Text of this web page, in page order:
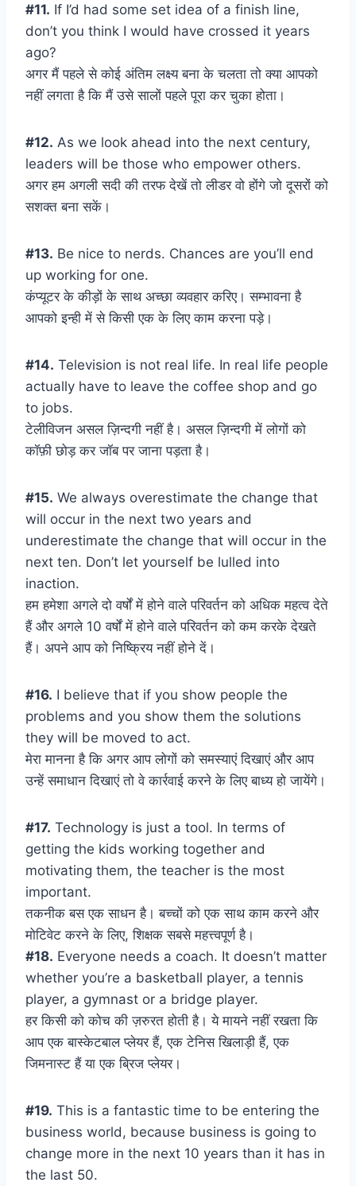
#11. If I’d had some set idea of a finish line,
don’t you think I would have crossed it years
ago?
अगर मैं पहले से कोई अंतिम लक्ष्य बना के चलता तो क्या आपको
नहीं लगता है कि मैं उसे सालों पहले पूरा कर चुका होता।
#12. As we look ahead into the next century,
leaders will be those who empower others.
अगर हम अगली सदी की तरफ देखें तो लीडर वो होंगे जो दूसरों को
सशक्त बना सकें।
#13. Be nice to nerds. Chances are you’ll end
up working for one.
कंप्यूटर के कीड़ों के साथ अच्छा व्यवहार करिए। सम्भावना है
आपको इन्ही में से किसी एक के लिए काम करना पड़े।
#14. Television is not real life. In real life people
actually have to leave the coffee shop and go
to jobs.
टेलीविजन असल ज़िन्दगी नहीं है। असल ज़िन्दगी में लोगों को
कॉफ़ी छोड़ कर जॉब पर जाना पड़ता है।
#15. We always overestimate the change that
will occur in the next two years and
underestimate the change that will occur in the
next ten. Don’t let yourself be lulled into
inaction.
हम हमेशा अगले दो वर्षों में होने वाले परिवर्तन को अधिक महत्व देते
हैं और अगले 10 वर्षों में होने वाले परिवर्तन को कम करके देखते
हैं। अपने आप को निष्क्रिय नहीं होने दें।
#16. I believe that if you show people the
problems and you show them the solutions
they will be moved to act.
मेरा मानना है कि अगर आप लोगों को समस्याएं दिखाएं और आप
उन्हें समाधान दिखाएं तो वे कार्रवाई करने के लिए बाध्य हो जायेंगे।
#17. Technology is just a tool. In terms of
getting the kids working together and
motivating them, the teacher is the most
important.
तकनीक बस एक साधन है। बच्चों को एक साथ काम करने और
मोटिवेट करने के लिए, शिक्षक सबसे महत्त्वपूर्ण है।
#18. Everyone needs a coach. It doesn’t matter
whether you’re a basketball player, a tennis
player, a gymnast or a bridge player.
हर किसी को कोच की ज़रुरत होती है। ये मायने नहीं रखता कि
आप एक बास्केटबाल प्लेयर हैं, एक टेनिस खिलाड़ी हैं, एक
जिमनास्ट हैं या एक ब्रिज प्लेयर।
#19. This is a fantastic time to be entering the
business world, because business is going to
change more in the next 10 years than it has in
the last 50.